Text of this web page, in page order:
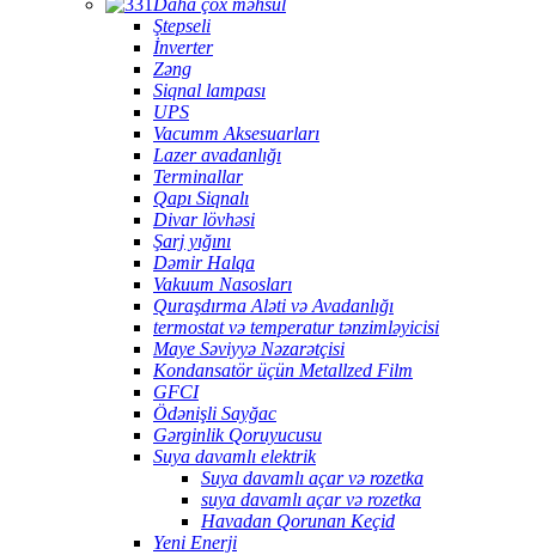
Daha çox məhsul
Ştepseli
İnverter
Zəng
Siqnal lampası
UPS
Vacumm Aksesuarları
Lazer avadanlığı
Terminallar
Qapı Siqnalı
Divar lövhəsi
Şarj yığını
Dəmir Halqa
Vakuum Nasosları
Quraşdırma Aləti və Avadanlığı
termostat və temperatur tənzimləyicisi
Maye Səviyyə Nəzarətçisi
Kondansatör üçün Metallzed Film
GFCI
Ödənişli Sayğac
Gərginlik Qoruyucusu
Suya davamlı elektrik
Suya davamlı açar və rozetka
suya davamlı açar və rozetka
Havadan Qorunan Keçid
Yeni Enerji